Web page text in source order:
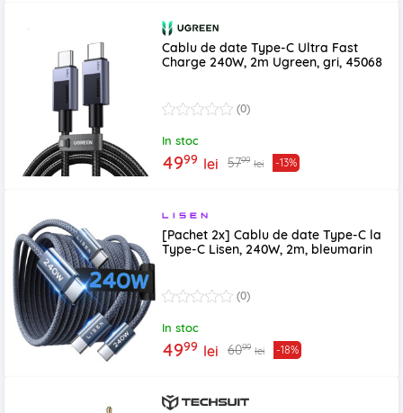
Cablu de date Type-C Ultra Fast
Charge 240W, 2m Ugreen, gri, 45068
(0)
In stoc
4999 lei 5799 lei -13%
[Pachet 2x] Cablu de date Type-C la
Type-C Lisen, 240W, 2m, bleumarin
(0)
In stoc
4999 lei 6099 lei -18%